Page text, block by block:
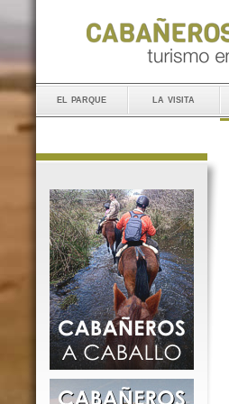
el parque la visita